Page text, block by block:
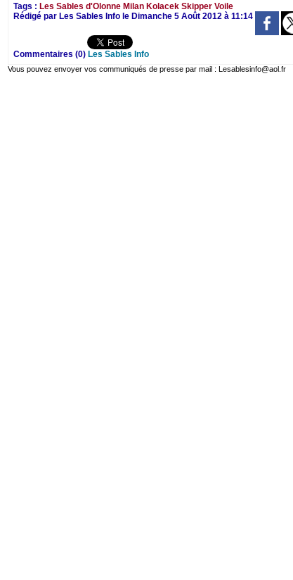
Tags : Les Sables d'Olonne Milan Kolacek Skipper Voile
Rédigé par Les Sables Info le Dimanche 5 Août 2012 à 11:14
Commentaires (0) Les Sables Info
Vous pouvez envoyer vos communiqués de presse par mail : Lesablesinfo@aol.fr